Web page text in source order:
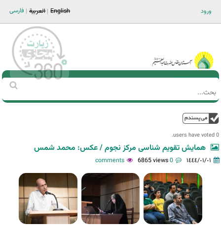
ورود فارسی العربية English
Main men-AR
استمارة
‏
0 users have voted.
همایش تقویم شناسی مرکز نجوم / عکس: محمد شمس
١٤٤٤/٠١/٠١ 0 comments
6865 views